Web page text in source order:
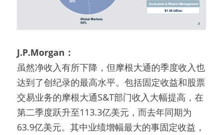
J.P.Morgan：
虽然净收入有所下降，但摩根大通的季度收入也
达到了创纪录的最高水平。包括固定收益和股票
交易业务的摩根大通S&T部门收入大幅提高，在
第二季度跃升至113.3亿美元，而去年同期为
63.9亿美元。其中业绩增幅最大的事固定收益，